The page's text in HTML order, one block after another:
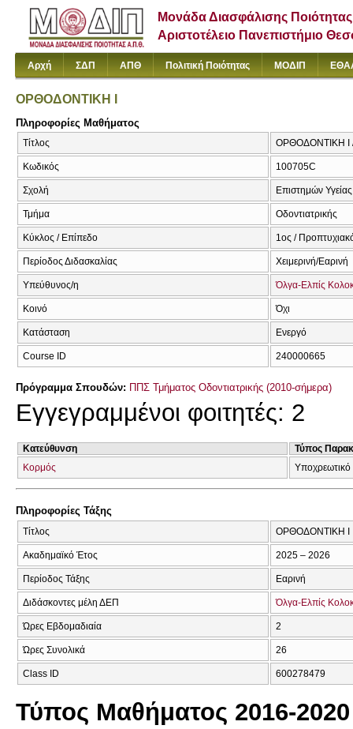
Μονάδα Διασφάλισης Ποιότητας
Αριστοτέλειο Πανεπιστήμιο
Αρχή ΣΔΠ ΑΠΘ Πολιτική Ποιότητας ΜΟΔΙΠ
ΟΡΘΟΔΟΝΤΙΚΗ Ι
Πληροφορίες Μαθήματος
Τίτλος ΟΡΘΟΔΟΝΤΙΚΗ Ι
Κωδικός 100705C
Σχολή Επιστημών Υγείας
Τμήμα Οδοντιατρικής
Κύκλος / Επίπεδο 1ος /
Περίοδος Διδασκαλίας Χειμερινή/Εαρινή
Υπεύθυνος/η Όλγα-Ελπίς
Κοινό Όχι
Κατάσταση Ενεργό
Course ID 240000665
Πρόγραμμα Σπουδών: ΠΠΣ Τμήματος Οδοντιατρικής (2010-σήμερα)
Εγγεγραμμένοι φοιτητές: 2
Κατεύθυνση
Τύπος
Κορμός
Υποχρεωτικό
Πληροφορίες Τάξης
Τίτλος ΟΡΘΟΔΟΝΤΙΚΗ Ι
Ακαδημαϊκό Έτος 2025 – 2026
Περίοδος Τάξης Εαρινή
Διδάσκοντες μέλη ΔΕΠ Όλγα-Ελπίς
Ώρες Εβδομαδιαία 2
Ώρες Συνολικά 26
Class ID 600278479
Τύπος Μαθήματος 2016-2020